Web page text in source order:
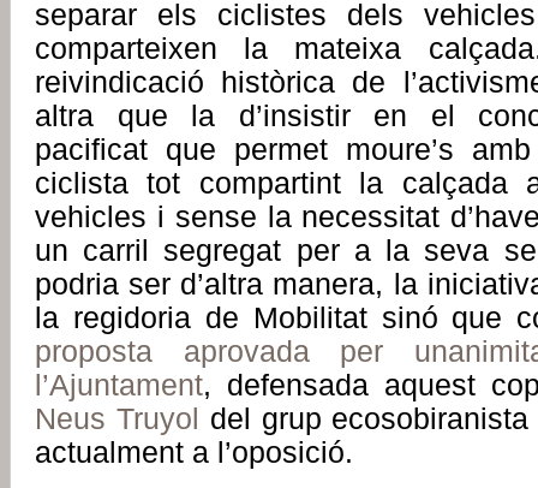
separar els ciclistes dels
comparteixen la mateixa
reivindicació històrica de
altra que la d’insistir en el
pacificat que permet moure’s
ciclista tot compartint la calçada
vehicles i sense la necessitat
un carril segregat per a la seva
podria ser d’altra manera, la
la regidoria de Mobilitat sinó que
proposta aprovada per
l’Ajuntament, defensada aquest
Neus Truyol
del grup
actualment a l’oposició.